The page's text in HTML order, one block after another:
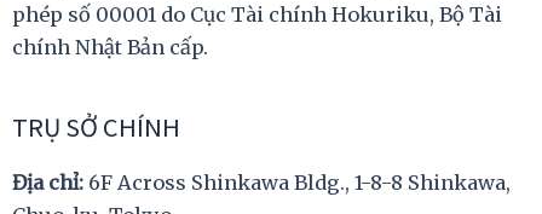
phép số 00001 do Cục Tài chính Hokuriku, Bộ Tài
chính Nhật Bản cấp.
TRỤ SỞ CHÍNH
Địa chỉ: 6F Across Shinkawa Bldg., 1-8-8 Shinkawa,